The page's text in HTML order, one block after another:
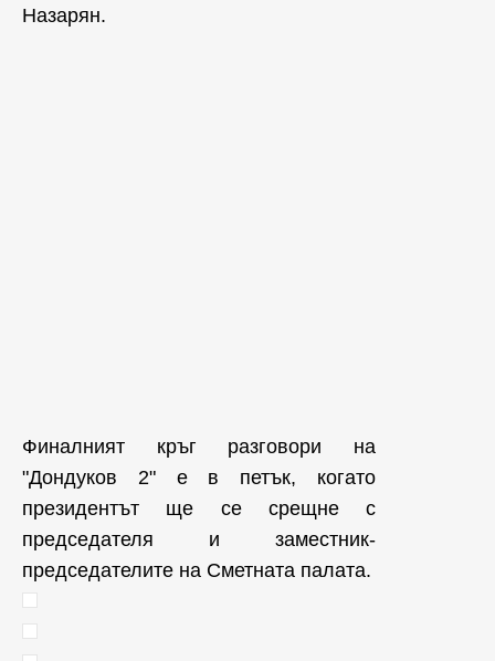
Назарян.
Финалният кръг разговори на
"Дондуков 2" е в петък, когато
президентът ще се срещне с
председателя и заместник-
председателите на Сметната палата.